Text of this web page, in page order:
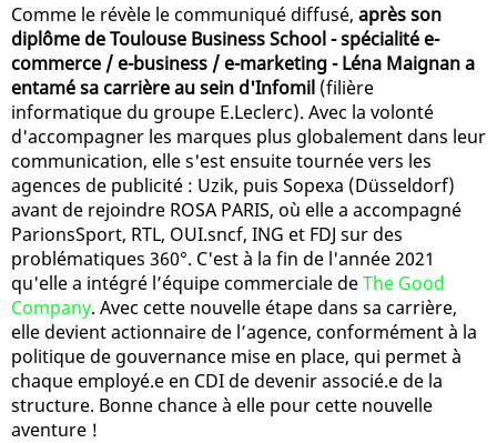
Comme le révèle le communiqué diffusé, après son
diplôme de Toulouse Business School - spécialité e-
commerce / e-business / e-marketing - Léna Maignan a
entamé sa carrière au sein d'Infomil (filière
informatique du groupe E.Leclerc). Avec la volonté
d'accompagner les marques plus globalement dans leur
communication, elle s'est ensuite tournée vers les
agences de publicité : Uzik, puis Sopexa (Düsseldorf)
avant de rejoindre ROSA PARIS, où elle a accompagné
ParionsSport, RTL, OUI.sncf, ING et FDJ sur des
problématiques 360°. C'est à la fin de l'année 2021
qu'elle a intégré l’équipe commerciale deThe Good
Company. Avec cette nouvelle étape dans sa carrière,
elle devient actionnaire de l’agence, conformément à la
politique de gouvernance mise en place, qui permet à
chaque employé.e en CDI de devenir associé.e de la
structure. Bonne chance à elle pour cette nouvelle
aventure !